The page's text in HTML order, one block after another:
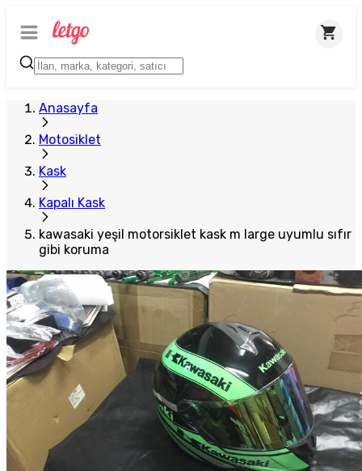
Anasayfa
Motosiklet
Kask
Kapalı Kask
kawasaki yeşil motorsiklet kask m large uyumlu sıfır
gibi koruma